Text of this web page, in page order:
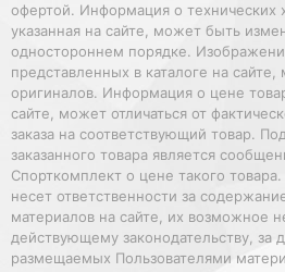
офертой. Информация о технических
указанная на сайте, может быть
одностороннем порядке.
представленных в каталоге на сайте,
оригиналов. Информация о цене
сайте, может отличаться от
заказа на соответствующий товар.
заказанного товара является
Спорткомплект о цене такого
несет ответственности за
материалов на сайте, их возможное
действующему законодательству, за
размещаемых Пользователями